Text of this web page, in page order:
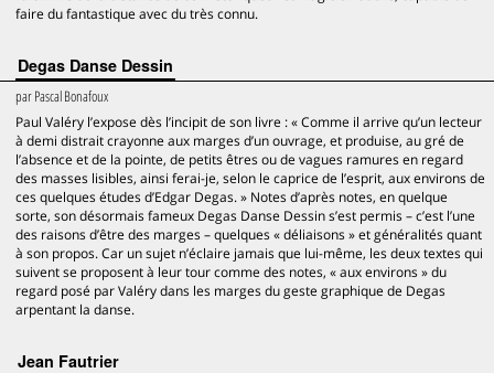
faire du fantastique avec du très connu.
Degas Danse Dessin
parPascal Bonafoux
Paul Valéry l’expose dès l’incipit de son livre : « Comme il arrive qu’un lecteur
à demi distrait crayonne aux marges d’un ouvrage, et produise, au gré de
l’absence et de la pointe, de petits êtres ou de vagues ramures en regard
des masses lisibles, ainsi ferai-je, selon le caprice de l’esprit, aux environs de
ces quelques études d’Edgar Degas. » Notes d’après notes, en quelque
sorte, son désormais fameux Degas Danse Dessin s’est permis – c’est l’une
des raisons d’être des marges – quelques « déliaisons » et généralités quant
à son propos. Car un sujet n’éclaire jamais que lui-même, les deux textes qui
suivent se proposent à leur tour comme des notes, « aux environs » du
regard posé par Valéry dans les marges du geste graphique de Degas
arpentant la danse.
Jean Fautrier